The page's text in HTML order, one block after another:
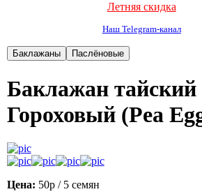
Летняя скидка
Наш Telegram-канал
Баклажан тайский
Гороховый (Pea
Цена: 50р / 5 семян